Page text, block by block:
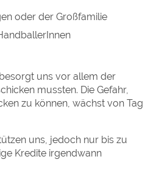
oder der Großfamilie
uns vor allem der
mussten. Die Gefahr,
zu können, wächst von Tag
uns, jedoch nur bis zu
Kredite irgendwann